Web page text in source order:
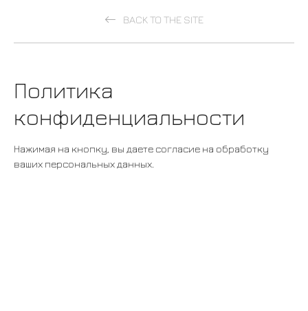
BACK TO THE SITE
Политика
конфиденциальности
Нажимая на кнопку, вы даете согласие на обработку
ваших персональных данных.